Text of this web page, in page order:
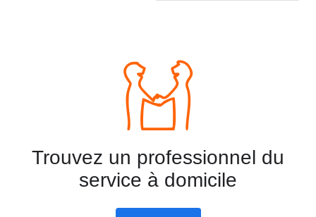
Trouvez un professionnel du
service à domicile